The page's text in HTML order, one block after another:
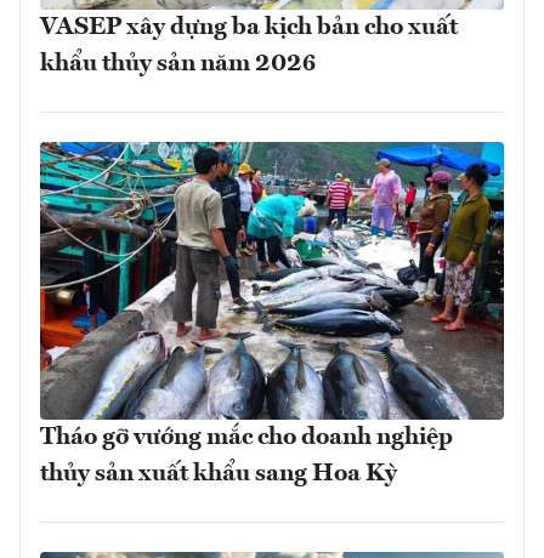
VASEP xây dựng ba kịch bản cho xuất
khẩu thủy sản năm 2026
Tháo gỡ vướng mắc cho doanh nghiệp
thủy sản xuất khẩu sang Hoa Kỳ